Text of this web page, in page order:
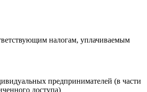
налогам, уплачиваемым
предпринимателей (в части
доступа)